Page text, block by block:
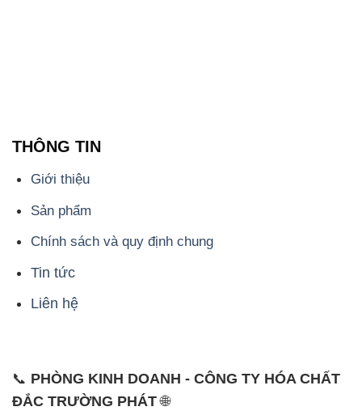
THÔNG TIN
Giới thiệu
Sản phẩm
Chính sách và quy định chung
Tin tức
Liên hệ
📞 PHÒNG KINH DOANH - CÔNG TY HÓA CHẤT
ĐẮC TRƯỜNG PHÁT🌐